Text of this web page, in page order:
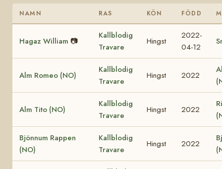
NAMN RAS KÖN FÖDD
Hagaz William 📷
Kallblodig
Travare
Hingst
2022-
04-12
Alm Romeo (NO)
Kallblodig
Travare
Hingst 2022
Alm Tito (NO)
Kallblodig
Travare
Hingst 2022
Bjönnum Rappen
(NO)
Kallblodig
Travare
Hingst 2022